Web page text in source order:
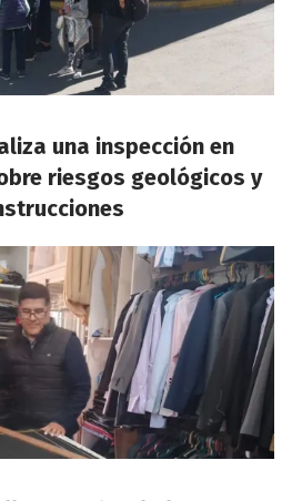
una inspección en
riesgos geológicos y